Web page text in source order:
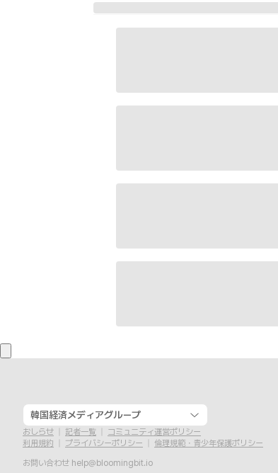
韓国経済メディアグループ
おしらせ 記者一覧
コミュニティ運営ポリシー
利用規約
プライバシーポリシー
倫理規範・青少年保護ポリシー
お問い合わせ help@bloomingbit.io